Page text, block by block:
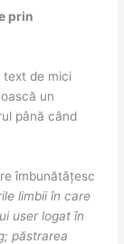
prin
text de mici
un
până când
îmbunătățesc
limbii în care
user logat în
păstrarea